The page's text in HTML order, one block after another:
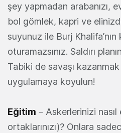
şey yapmadan arabanızı,
bol gömlek, kapri ve
suyunuz ile Burj Khalifa’nın
oturamazsınız. Saldırı
Tabiki de savaşı kazanmak
uygulamaya koyulun!
Eğitim – Askerlerinizi
ortaklarınızı)? Onlara